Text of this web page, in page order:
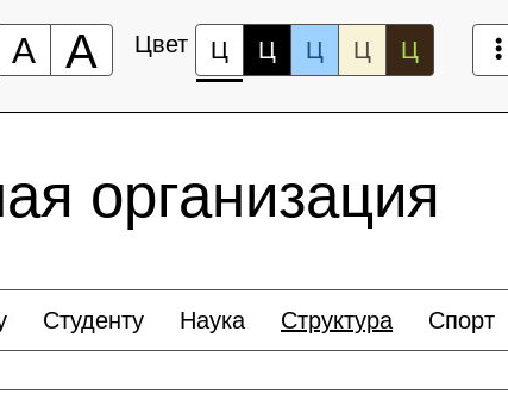
А А Цвет Ц Ц Ц Ц Ц
организация
Студенту Наука Структура Спорт